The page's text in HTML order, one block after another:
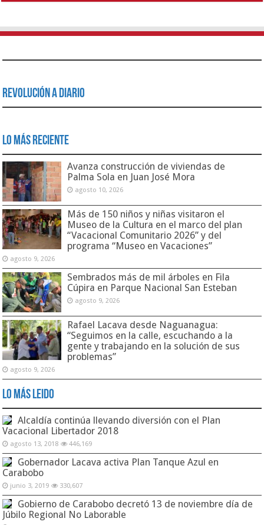
Revolución a Diario
Lo Más Reciente
Avanza construcción de viviendas de
Palma Sola en Juan José Mora
agosto 10, 2026
Más de 150 niños y niñas visitaron el
Museo de la Cultura en el marco del plan
“Vacacional Comunitario 2026” y del
programa “Museo en Vacaciones”
agosto 9, 2026
Sembrados más de mil árboles en Fila
Cúpira en Parque Nacional San Esteban
agosto 9, 2026
Rafael Lacava desde Naguanagua:
“Seguimos en la calle, escuchando a la
gente y trabajando en la solución de sus
problemas”
agosto 9, 2026
Lo Más Leido
Alcaldía continúa llevando diversión con el Plan
Vacacional Libertador 2018
agosto 13, 2018 446,169
Gobernador Lacava activa Plan Tanque Azul en
Carabobo
junio 3, 2019 330,607
Gobierno de Carabobo decretó 13 de noviembre día de
Júbilo Regional No Laborable